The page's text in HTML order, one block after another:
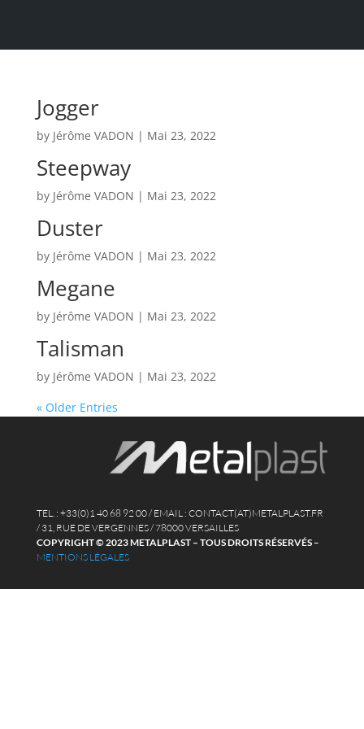
Jogger
by Jérôme VADON | Mai 23, 2022
Steepway
by Jérôme VADON | Mai 23, 2022
Duster
by Jérôme VADON | Mai 23, 2022
Megane
by Jérôme VADON | Mai 23, 2022
Talisman
by Jérôme VADON | Mai 23, 2022
« Older Entries
TEL. : +33(0)1 40 68 92 00 / EMAIL : CONTACT(AT)METALPLAST.FR
/ 31, RUE DE VERGENNES / 78000 VERSAILLES
COPYRIGHT © 2023 METALPLAST – TOUS DROITS RÉSERVÉS–
MENTIONS LÉGALES